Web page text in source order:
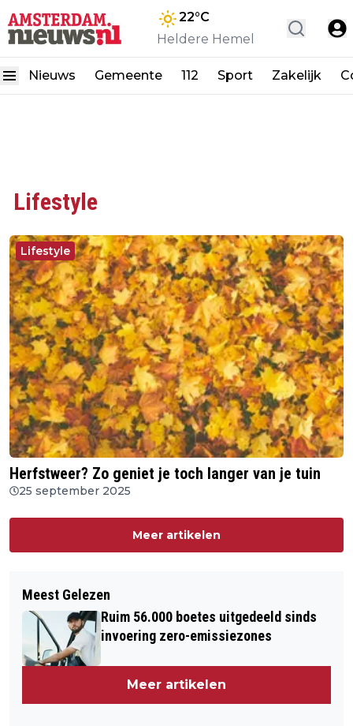
22°C
Heldere Hemel
Nieuws Gemeente 112 Sport Zakelijk
Lifestyle
Lifestyle
Herfstweer? Zo geniet je toch langer van je tuin
25 september 2025
Meer artikelen
Meest Gelezen
Ruim 56.000 boetes uitgedeeld sinds
invoering zero-emissiezones
Meer artikelen